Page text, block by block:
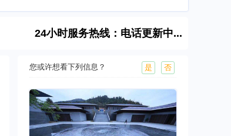
24小时服务热线：电话更新中...
您或许想看下列信息？ 是 否